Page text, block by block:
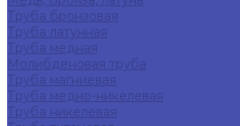
Труба бронзовая
Труба латунная
Труба медная
Молибденовая труба
Труба магниевая
Труба медно-никелевая
Труба никелевая